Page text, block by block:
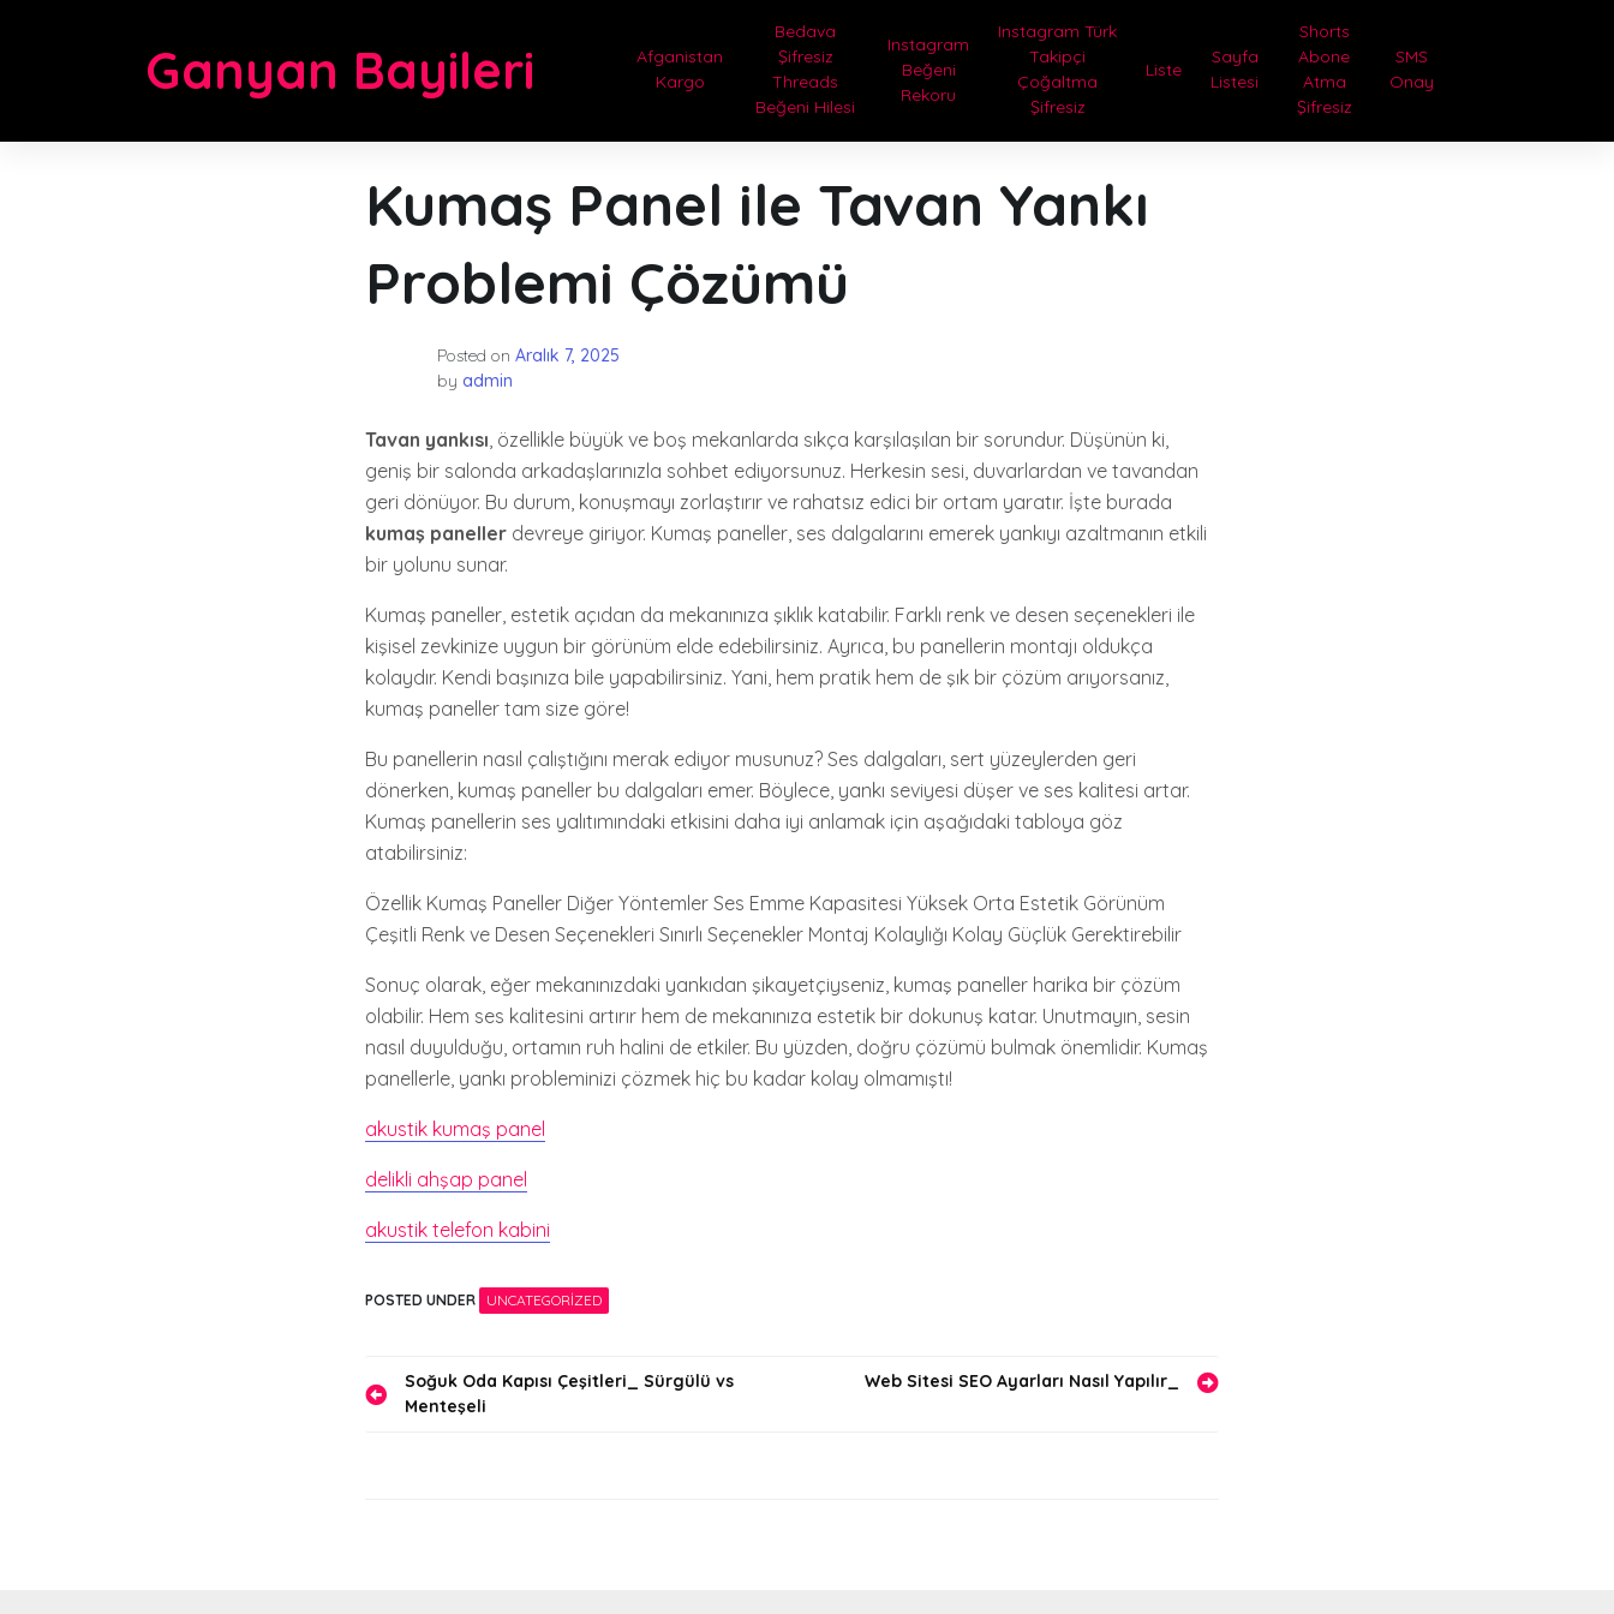
Ganyan Bayileri
Afganistan
Kargo
Bedava
Şifresiz
Threads
Beğeni Hilesi
Instagram
Beğeni
Rekoru
Instagram Türk
Takipçi
Çoğaltma
Şifresiz
Liste
Sayfa
Listesi
Shorts
Abone
Atma
Şifresiz
SMS
Onay
Kumaş Panel ile Tavan Yankı
Problemi Çözümü
Posted on Aralık 7, 2025
by admin
Tavan yankısı, özellikle büyük ve boş mekanlarda sıkça karşılaşılan bir sorundur. Düşünün ki,
geniş bir salonda arkadaşlarınızla sohbet ediyorsunuz. Herkesin sesi, duvarlardan ve tavandan
geri dönüyor. Bu durum, konuşmayı zorlaştırır ve rahatsız edici bir ortam yaratır. İşte burada
kumaş paneller devreye giriyor. Kumaş paneller, ses dalgalarını emerek yankıyı azaltmanın etkili
bir yolunu sunar.
Kumaş paneller, estetik açıdan da mekanınıza şıklık katabilir. Farklı renk ve desen seçenekleri ile
kişisel zevkinize uygun bir görünüm elde edebilirsiniz. Ayrıca, bu panellerin montajı oldukça
kolaydır. Kendi başınıza bile yapabilirsiniz. Yani, hem pratik hem de şık bir çözüm arıyorsanız,
kumaş paneller tam size göre!
Bu panellerin nasıl çalıştığını merak ediyor musunuz? Ses dalgaları, sert yüzeylerden geri
dönerken, kumaş paneller bu dalgaları emer. Böylece, yankı seviyesi düşer ve ses kalitesi artar.
Kumaş panellerin ses yalıtımındaki etkisini daha iyi anlamak için aşağıdaki tabloya göz
atabilirsiniz:
Özellik Kumaş Paneller Diğer Yöntemler Ses Emme Kapasitesi Yüksek Orta Estetik Görünüm
Çeşitli Renk ve Desen Seçenekleri Sınırlı Seçenekler Montaj Kolaylığı Kolay Güçlük Gerektirebilir
Sonuç olarak, eğer mekanınızdaki yankıdan şikayetçiyseniz, kumaş paneller harika bir çözüm
olabilir. Hem ses kalitesini artırır hem de mekanınıza estetik bir dokunuş katar. Unutmayın, sesin
nasıl duyulduğu, ortamın ruh halini de etkiler. Bu yüzden, doğru çözümü bulmak önemlidir. Kumaş
panellerle, yankı probleminizi çözmek hiç bu kadar kolay olmamıştı!
akustik kumaş panel
delikli ahşap panel
akustik telefon kabini
POSTED UNDER UNCATEGORIZED
YazıSoğuk Oda Kapısı Çeşitleri_ Sürgülü vs
Menteşeli
Web Sitesi SEO Ayarları Nasıl Yapılır_